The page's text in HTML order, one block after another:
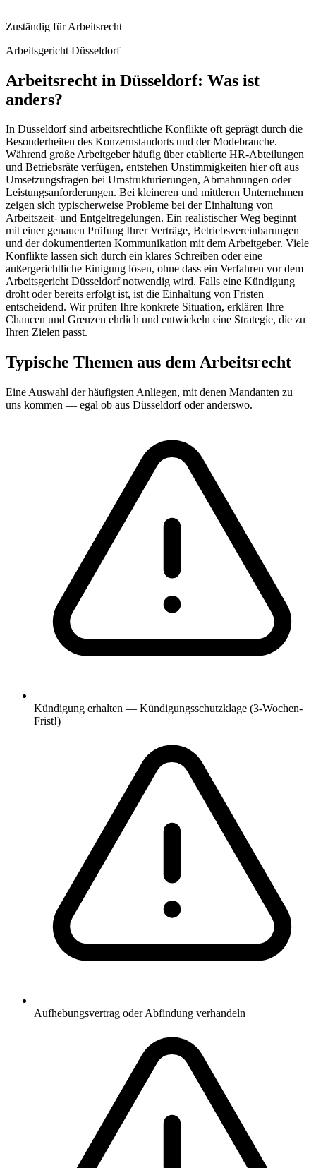
Zuständig fürArbeitsrecht
Arbeitsgericht Düsseldorf
Arbeitsrecht in Düsseldorf: Was ist
anders?
In Düsseldorf sind arbeitsrechtliche Konflikte oft geprägt durch die
Besonderheiten des Konzernstandorts und der Modebranche.
Während große Arbeitgeber häufig über etablierte HR-Abteilungen
und Betriebsräte verfügen, entstehen Unstimmigkeiten hier oft aus
Umsetzungsfragen bei Umstrukturierungen, Abmahnungen oder
Leistungsanforderungen. Bei kleineren und mittleren Unternehmen
zeigen sich typischerweise Probleme bei der Einhaltung von
Arbeitszeit- und Entgeltregelungen. Ein realistischer Weg beginnt
mit einer genauen Prüfung Ihrer Verträge, Betriebsvereinbarungen
und der dokumentierten Kommunikation mit dem Arbeitgeber. Viele
Konflikte lassen sich durch ein klares Schreiben oder eine
außergerichtliche Einigung lösen, ohne dass ein Verfahren vor dem
Arbeitsgericht Düsseldorf notwendig wird. Falls eine Kündigung
droht oder bereits erfolgt ist, ist die Einhaltung von Fristen
entscheidend. Wir prüfen Ihre konkrete Situation, erklären Ihre
Chancen und Grenzen ehrlich und entwickeln eine Strategie, die zu
Ihren Zielen passt.
Typische Themen aus demArbeitsrecht
Eine Auswahl der häufigsten Anliegen, mit denen Mandanten zu
uns kommen — egal ob aus Düsseldorfoder anderswo.
Kündigung erhalten — Kündigungsschutzklage (3-Wochen-
Frist!)
Aufhebungsvertrag oder Abfindung verhandeln